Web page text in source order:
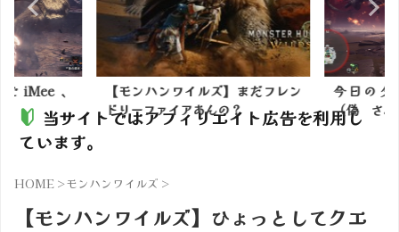
iMee、
【モンハンワイルズ】まだフレン
ドリーファイアあんの？
今日の
（偽 さん
当サイトではアフィリエイト広告を利用し
ています。
HOME >モンハンワイルズ >
【モンハンワイルズ】ひょっとしてクエ